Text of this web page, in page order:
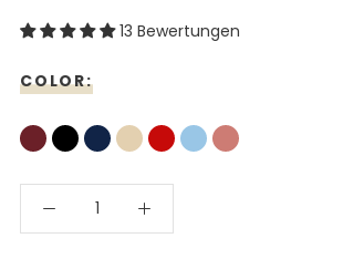
13 Bewertungen
COLOR: